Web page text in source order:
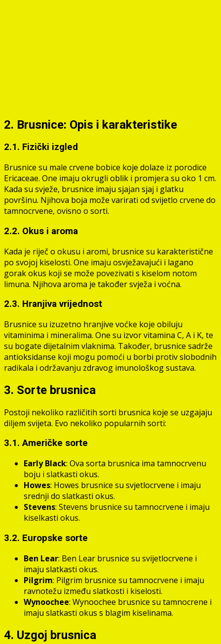
2. Brusnice: Opis i karakteristike
2.1. Fizički izgled
Brusnice su male crvene bobice koje dolaze iz porodice
Ericaceae. One imaju okrugli oblik i promjera su oko 1 cm.
Kada su svježe, brusnice imaju sjajan sjaj i glatku
površinu. Njihova boja može varirati od svijetlo crvene do
tamnocrvene, ovisno o sorti.
2.2. Okus i aroma
Kada je riječ o okusu i aromi, brusnice su karakteristične
po svojoj kiselosti. One imaju osvježavajući i lagano
gorak okus koji se može povezivati s kiselom notom
limuna. Njihova aroma je također svježa i voćna.
2.3. Hranjiva vrijednost
Brusnice su izuzetno hranjive voćke koje obiluju
vitaminima i mineralima. One su izvor vitamina C, A i K, te
su bogate dijetalnim vlaknima. Također, brusnice sadrže
antioksidanse koji mogu pomoći u borbi protiv slobodnih
radikala i održavanju zdravog imunološkog sustava.
3. Sorte brusnica
Postoji nekoliko različitih sorti brusnica koje se uzgajaju
diljem svijeta. Evo nekoliko popularnih sorti:
3.1. Američke sorte
Early Black: Ova sorta brusnica ima tamnocrvenu
boju i slatkasti okus.
Howes: Howes brusnice su svjetlocrvene i imaju
srednji do slatkasti okus.
Stevens: Stevens brusnice su tamnocrvene i imaju
kiselkasti okus.
3.2. Europske sorte
Ben Lear: Ben Lear brusnice su svijetlocrvene i
imaju slatkasti okus.
Pilgrim: Pilgrim brusnice su tamnocrvene i imaju
ravnotežu između slatkosti i kiselosti.
Wynoochee: Wynoochee brusnice su tamnocrene i
imaju slatkasti okus s blagim kiselinama.
4. Uzgoj brusnica